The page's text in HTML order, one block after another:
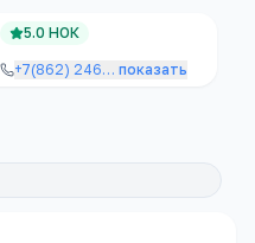
5.0 НОК
+7(862) 246… показать